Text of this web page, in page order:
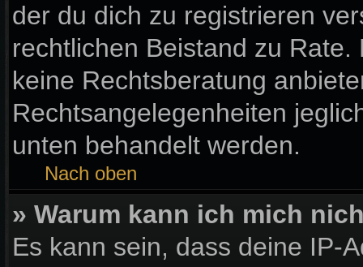
der du dich zu registrieren
rechtlichen Beistand zu
keine Rechtsberatung
Rechtsangelegenheiten
unten behandelt werden.
Nach oben
» Warum kann ich mich
Es kann sein, dass deine IP-